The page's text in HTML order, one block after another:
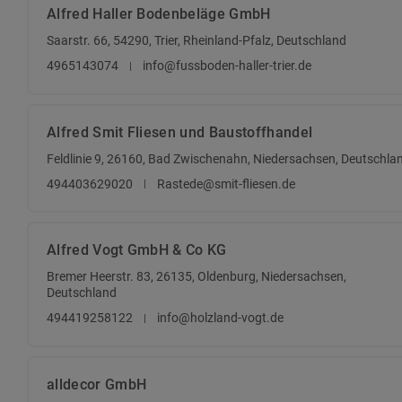
Alfred Haller Bodenbeläge GmbH
Saarstr. 66, 54290, Trier, Rheinland-Pfalz, Deutschland
4965143074
info@fussboden-haller-trier.de
Alfred Smit Fliesen und Baustoffhandel
Feldlinie 9, 26160, Bad Zwischenahn, Niedersachsen,
494403629020
Rastede@smit-fliesen.de
Alfred Vogt GmbH & Co KG
Bremer Heerstr. 83, 26135, Oldenburg, Niedersachsen,
Deutschland
494419258122
info@holzland-vogt.de
alldecor GmbH